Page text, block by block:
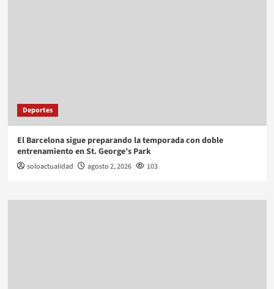
Deportes
El Barcelona sigue preparando la temporada con doble
entrenamiento en St. George’s Park
soloactualidad agosto 2, 2026 103